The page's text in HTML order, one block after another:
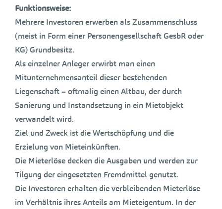
Funktionsweise:
Mehrere Investoren erwerben als Zusammenschluss
(meist in Form einer Personengesellschaft GesbR oder
KG) Grundbesitz.
Als einzelner Anleger erwirbt man einen
Mitunternehmensanteil dieser bestehenden
Liegenschaft – oftmalig einen Altbau, der durch
Sanierung und Instandsetzung in ein Mietobjekt
verwandelt wird.
Ziel und Zweck ist die Wertschöpfung und die
Erzielung von Mieteinkünften.
Die Mieterlöse decken die Ausgaben und werden zur
Tilgung der eingesetzten Fremdmittel genutzt.
Die Investoren erhalten die verbleibenden Mieterlöse
im Verhältnis ihres Anteils am Mieteigentum. In der